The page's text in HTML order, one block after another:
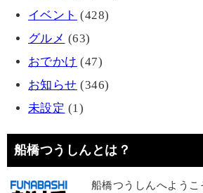
イベント (428)
グルメ (63)
おでかけ (47)
お知らせ (346)
未設定 (1)
船橋つうしんとは？
船橋つうしんへようこ